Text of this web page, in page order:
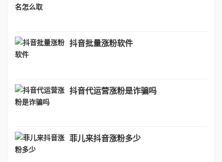
抖音批量涨粉软件
抖音代运营涨粉是诈骗吗
菲儿来抖音涨粉多少